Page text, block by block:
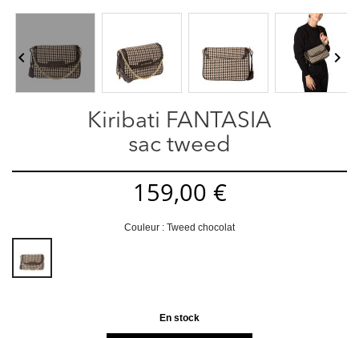
 
Kiribati FANTASIA
sac tweed
159,00 €
Couleur : Tweed chocolat
En stock